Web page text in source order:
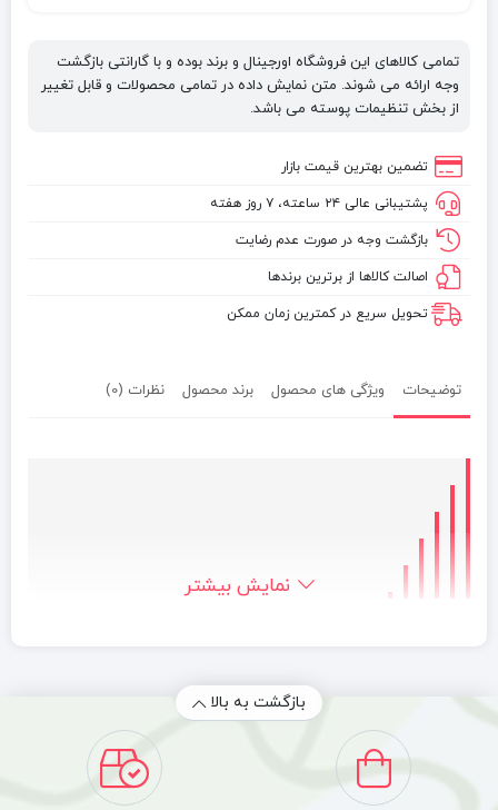
تمامی کالاهای این فروشگاه اورجینال و برند بوده و با گارانتی بازگشت
وجه ارائه می شوند. متن نمایش داده در تمامی محصولات و قابل تغییر
از بخش تنظیمات پوسته می باشد.
تضمین بهترین قیمت بازار
پشتیبانی عالی ۲۴ ساعته، ۷ روز هفته
بازگشت وجه در صورت عدم رضایت
اصالت کالاها از برترین برندها
تحویل سریع در کمترین زمان ممکن
توضیحات ویژگی های محصول برند محصول نظرات (0)
با شماره09143424166تماس
نمایش بیشتر
بازگشت به بالا